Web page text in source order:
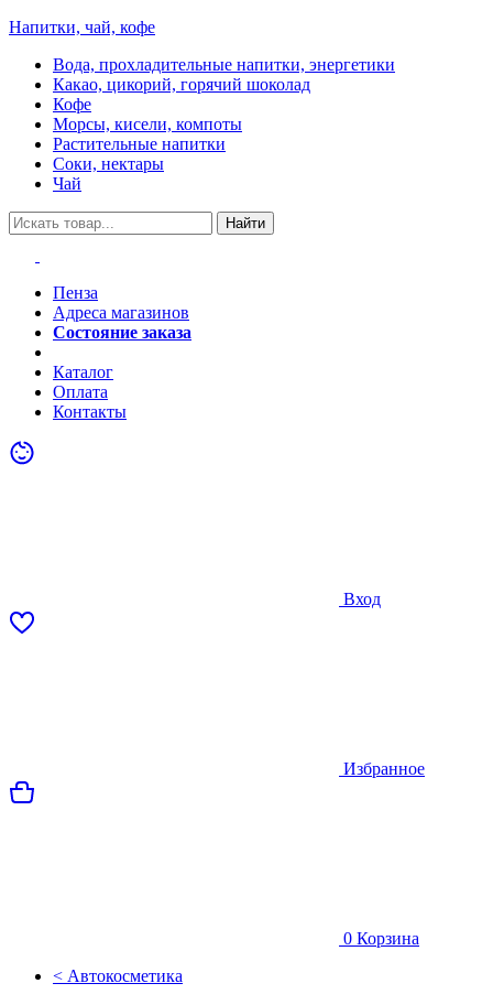
Напитки, чай, кофе
Вода, прохладительные напитки, энергетики
Какао, цикорий, горячий шоколад
Кофе
Морсы, кисели, компоты
Растительные напитки
Соки, нектары
Чай
Найти
Пенза
Адреса магазинов
Состояние заказа
Каталог
Оплата
Контакты
Вход
Избранное
0 Корзина
< Автокосметика